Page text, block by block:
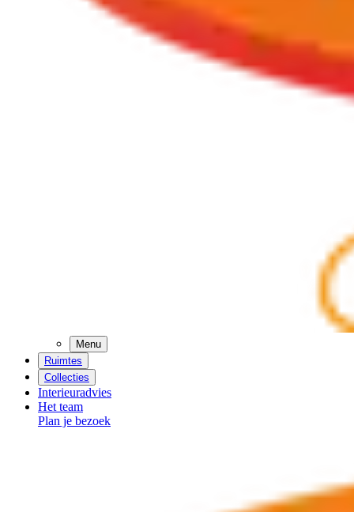
Menu
Ruimtes
Collecties
Interieuradvies
Het team
Plan je bezoek